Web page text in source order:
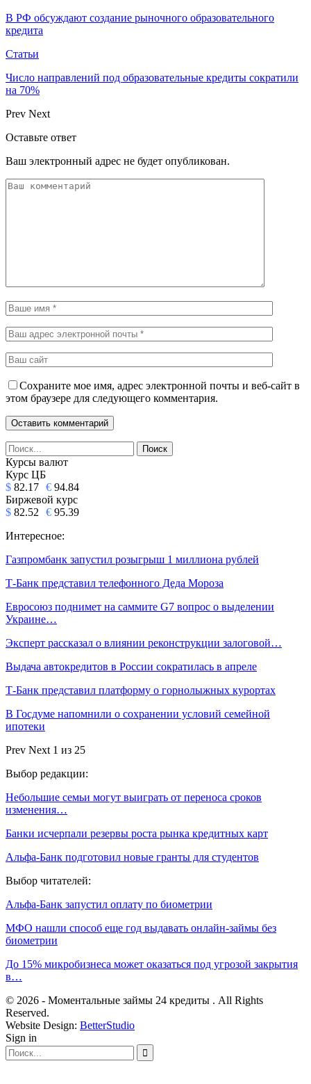
В РФ обсуждают создание рыночного образовательного
кредита
Статьи
Число направлений под образовательные кредиты сократили
на 70%
Prev Next
Оставьте ответ
Ваш электронный адрес не будет опубликован.
Сохраните мое имя, адрес электронной почты и веб-сайт в
этом браузере для следующего комментария.
Курсы валют
Курс ЦБ
$ 82.17 € 94.84
Биржевой курс
$ 82.52 € 95.39
Интересное:
Газпромбанк запустил розыгрыш 1 миллиона рублей
Т-Банк представил телефонного Деда Мороза
Евросоюз поднимет на саммите G7 вопрос о выделении
Украине…
Эксперт рассказал о влиянии реконструкции залоговой…
Выдача автокредитов в России сократилась в апреле
Т-Банк представил платформу о горнолыжных курортах
В Госдуме напомнили о сохранении условий семейной
ипотеки
Prev Next 1 из 25
Выбор редакции:
Небольшие семьи могут выиграть от переноса сроков
изменения…
Банки исчерпали резервы роста рынка кредитных карт
Альфа-Банк подготовил новые гранты для студентов
Выбор читателей:
Альфа-Банк запустил оплату по биометрии
МФО нашли способ еще год выдавать онлайн-займы без
биометрии
До 15% микробизнеса может оказаться под угрозой закрытия
в…
© 2026 - Моментальные займы 24 кредиты . All Rights
Reserved.
Website Design: BetterStudio
Sign in